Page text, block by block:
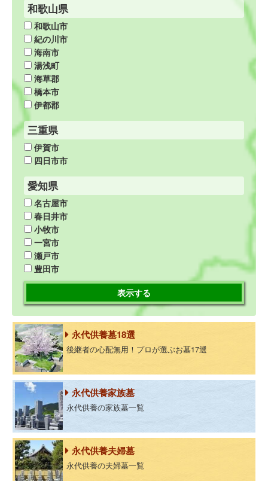
和歌山県
和歌山市
紀の川市
海南市
湯浅町
海草郡
橋本市
伊都郡
三重県
伊賀市
四日市市
愛知県
名古屋市
春日井市
小牧市
一宮市
瀬戸市
豊田市
表示する
永代供養墓18選
後継者の心配無用！プロが選ぶお墓17選
永代供養家族墓
永代供養の家族墓一覧
永代供養夫婦墓
永代供養の夫婦墓一覧